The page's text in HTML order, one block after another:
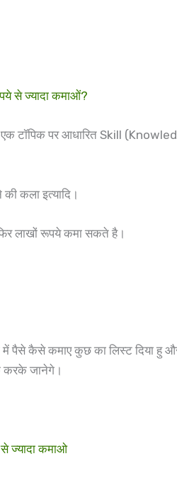
से ज्यादा कमाओं?
टॉपिक पर आधारित Skill
कला इत्यादि।
लाखों रूपये कमा सकते है।
में पैसे कैसे कमाए कुछ का लिस्ट दिया हु
करके जानेगे।
ज्यादा कमाओ